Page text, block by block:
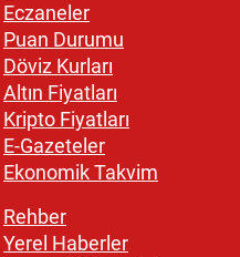
Eczaneler
Puan Durumu
Döviz Kurları
Altın Fiyatları
Kripto Fiyatları
E-Gazeteler
Ekonomik Takvim
Rehber
Yerel Haberler